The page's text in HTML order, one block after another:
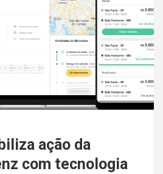
ação da
com tecnologia